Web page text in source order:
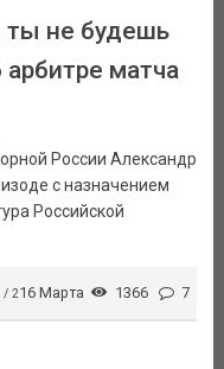
ты не будешь
матча
России Александр
с назначением
Российской
/ 216 Марта 1366 7